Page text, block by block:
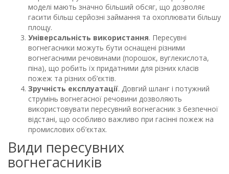
моделі мають значно більший обсяг, що дозволяє
гасити більш серйозні займання та охоплювати більшу
площу.
Універсальність використання. Пересувні
вогнегасники можуть бути оснащені різними
вогнегасними речовинами (порошок, вуглекислота,
піна), що робить їх придатними для різних класів
пожеж та різних об’єктів.
Зручність експлуатації. Довгий шланг і потужний
струмінь вогнегасної речовини дозволяють
використовувати пересувний вогнегасник з безпечної
відстані, що особливо важливо при гасінні пожеж на
промислових об’єктах.
Види пересувних
вогнегасників